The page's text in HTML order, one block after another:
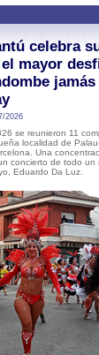
celebra
mayor
jamás
2026
se reunieron 11
localidad de
Una
concierto de todo un
Eduardo Da Luz.